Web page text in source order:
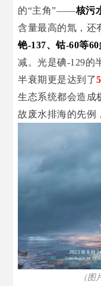
的“主角”——核污
含量最高的氚，还
铯-137、钴-60等
减。光是碘-129的
半衰期更是达到了
生态系统都会造成
故废水排海的先例，
（图